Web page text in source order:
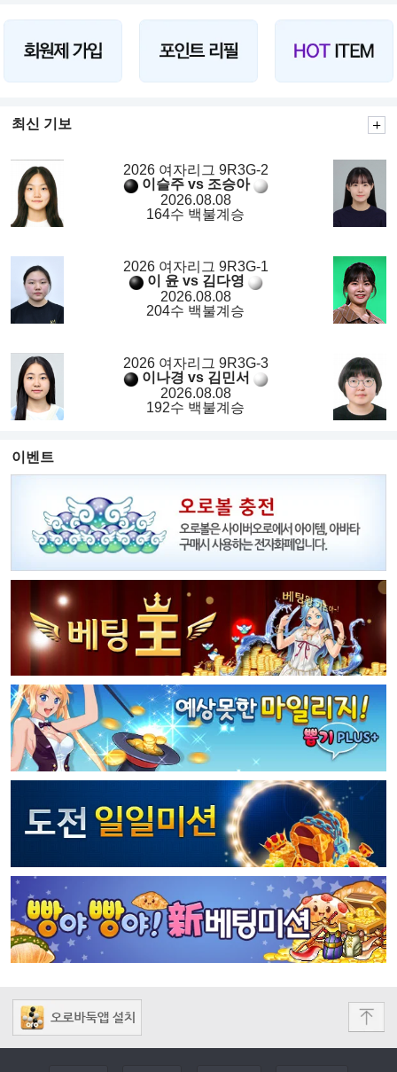
최신 기보
2026 여자리그 9R3G-2
이슬주 vs 조승아
2026.08.08
164수 백불계승
2026 여자리그 9R3G-1
이 윤 vs 김다영
2026.08.08
204수 백불계승
2026 여자리그 9R3G-3
이나경 vs 김민서
2026.08.08
192수 백불계승
이벤트